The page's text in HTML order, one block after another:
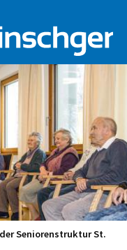
Seniorenstruktur St.